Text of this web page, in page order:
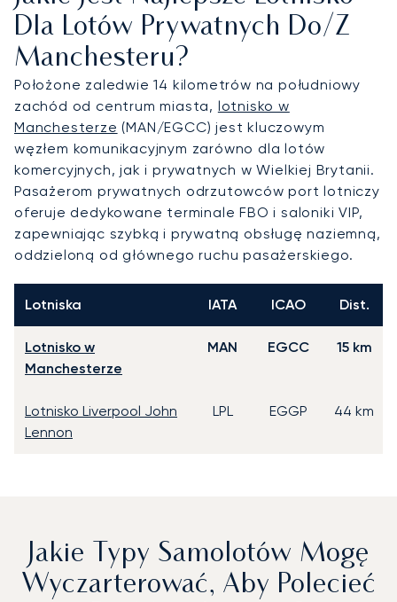
Dla Lotów Prywatnych Do/z
Manchesteru?
Położone zaledwie 14 kilometrów na południowy
zachód od centrum miasta, lotnisko w
Manchesterze (MAN/EGCC) jest kluczowym
węzłem komunikacyjnym zarówno dla lotów
komercyjnych, jak i prywatnych w Wielkiej Brytanii.
Pasażerom prywatnych odrzutowców port lotniczy
oferuje dedykowane terminale FBO i saloniki VIP,
zapewniając szybką i prywatną obsługę naziemną,
oddzieloną od głównego ruchu pasażerskiego.
Lotniska IATA ICAO Dist.
Lotnisko w
Manchesterze
MAN EGCC 15 km
Lotnisko Liverpool John
Lennon
LPL EGGP 44 km
Jakie Typy Samolotów Mogę
Wyczarterować, Aby Polecieć